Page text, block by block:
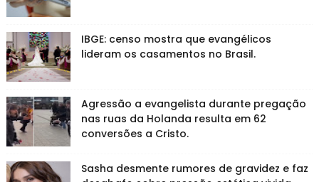
IBGE: censo mostra que evangélicos
lideram os casamentos no Brasil.
Agressão a evangelista durante pregação
nas ruas da Holanda resulta em 62
conversões a Cristo.
Sasha desmente rumores de gravidez e faz